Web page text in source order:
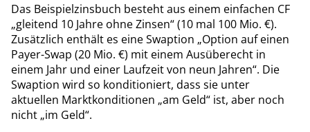
Das Beispielzinsbuch besteht aus einem einfachen CF
„gleitend 10 Jahre ohne Zinsen“ (10 mal 100 Mio. €).
Zusätzlich enthält es eine Swaption „Option auf einen
Payer-Swap (20 Mio. €) mit einem Ausüberecht in
einem Jahr und einer Laufzeit von neun Jahren“. Die
Swaption wird so konditioniert, dass sie unter
aktuellen Marktkonditionen „am Geld“ ist, aber noch
nicht „im Geld“.